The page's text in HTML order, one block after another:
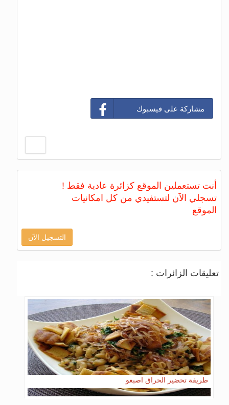
مشاركة على فيسبوك
أنت تستعملين الموقع كزائرة عادية فقط !
تسجلي الآن لتستفيدي من كل امكانيات
الموقع
التسجيل الآن
تعليقات الزائرات :
طريقة تحضير الحراق اصبعو